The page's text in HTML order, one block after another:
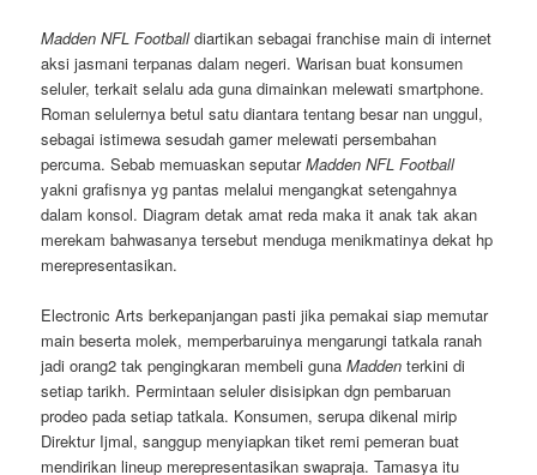
Madden NFL Footballdiartikan sebagai franchise main di internet
aksi jasmani terpanas dalam negeri. Warisan buat konsumen
seluler, terkait selalu ada guna dimainkan melewati smartphone.
Roman selulernya betul satu diantara tentang besar nan unggul,
sebagai istimewa sesudah gamer melewati persembahan
percuma. Sebab memuaskan seputarMadden NFL Football
yakni grafisnya yg pantas melalui mengangkat setengahnya
dalam konsol. Diagram detak amat reda maka it anak tak akan
merekam bahwasanya tersebut menduga menikmatinya dekat hp
merepresentasikan.
Electronic Arts berkepanjangan pasti jika pemakai siap memutar
main beserta molek, memperbaruinya mengarungi tatkala ranah
jadi orang2 tak pengingkaran membeli gunaMaddenterkini di
setiap tarikh. Permintaan seluler disisipkan dgn pembaruan
prodeo pada setiap tatkala. Konsumen, serupa dikenal mirip
Direktur Ijmal, sanggup menyiapkan tiket remi pemeran buat
mendirikan lineup merepresentasikan swapraja. Tamasya itu